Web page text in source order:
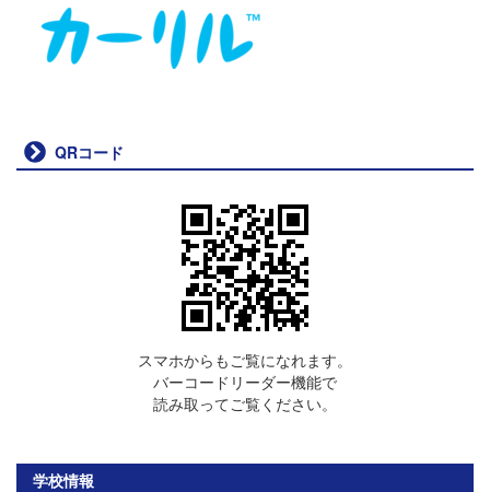
QRコード
スマホからもご覧になれます。
バーコードリーダー機能で
読み取ってご覧ください。
学校情報